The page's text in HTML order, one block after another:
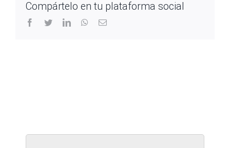
Compártelo en tu plataforma social
facebook
twitterlinkedinwhatsappCorreo